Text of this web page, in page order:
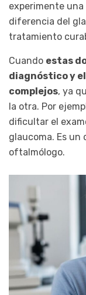
experimente una
diferencia del
tratamiento
Cuando estas
diagnóstico y
complejos, ya
la otra. Por
dificultar el
glaucoma. Es un
oftalmólogo.